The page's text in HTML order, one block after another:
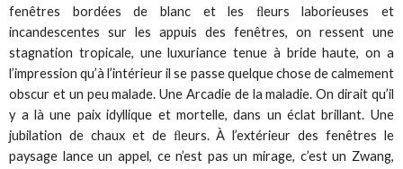
fenêtres bordées de blanc et les ﬂeurs laborieuses et
incandescentes sur les appuis des fenêtres, on ressent une
stagnation tropicale, une luxuriance tenue à bride haute, on a
l’impression qu’à l’intérieur il se passe quelque chose de calmement
obscur et un peu malade. Une Arcadie de la maladie. On dirait qu’il
y a là une paix idyllique et mortelle, dans un éclat brillant. Une
jubilation de chaux et de ﬂeurs. À l’extérieur des fenêtres le
paysage lance un appel, ce n’est pas un mirage, c’est un Zwang,